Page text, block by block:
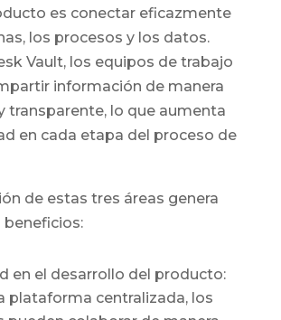
es conectar eficazmente
los procesos y los datos.
Vault, los equipos de trabajo
información de manera
transparente, lo que aumenta
en cada etapa del proceso de
de estas tres áreas genera
en el desarrollo del producto:
plataforma centralizada, los